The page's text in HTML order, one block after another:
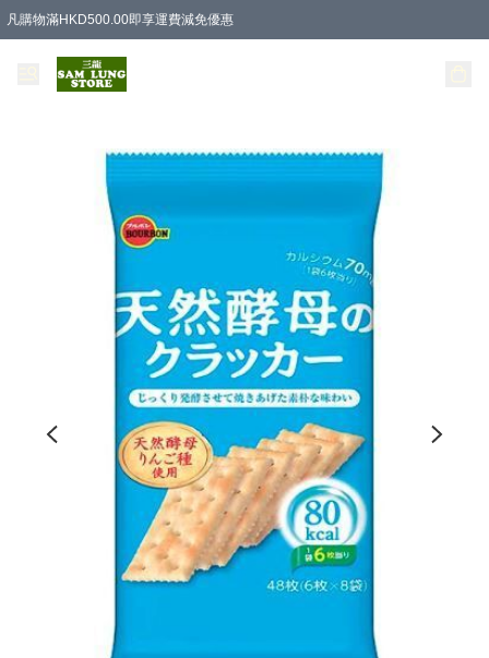
凡購物滿HKD500.00即享運費減免優惠